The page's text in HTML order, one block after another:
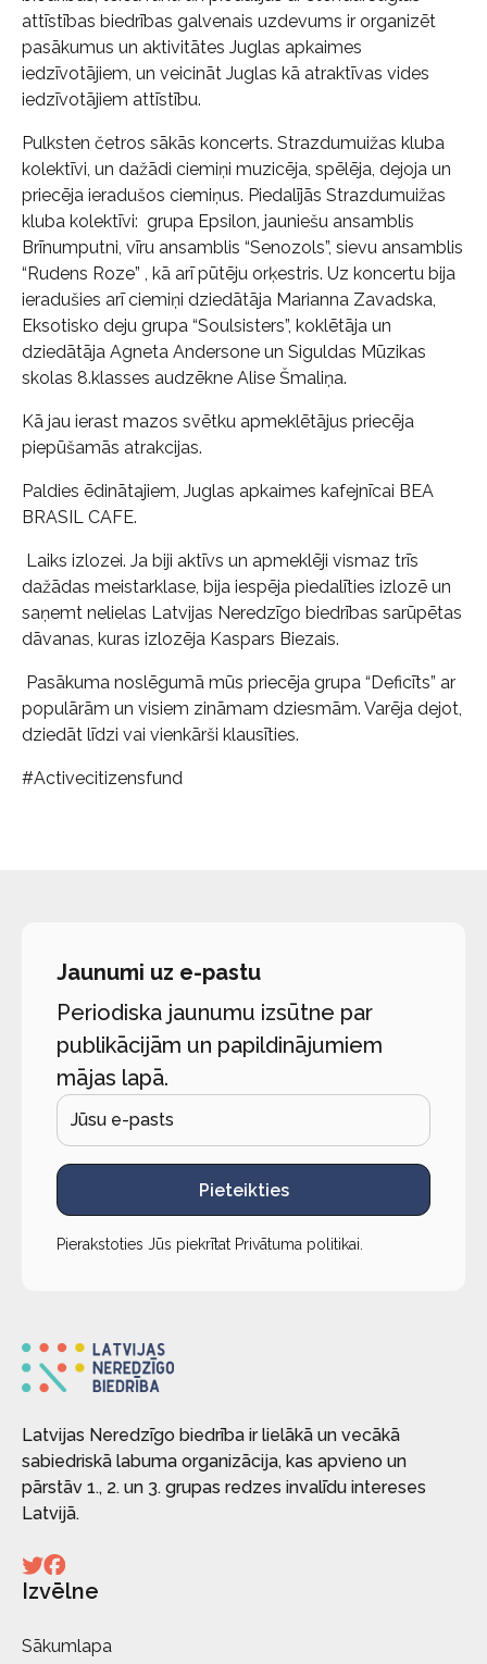
attīstības biedrības galvenais uzdevums ir organizēt
pasākumus un aktivitātes Juglas apkaimes
iedzīvotājiem, un veicināt Juglas kā atraktīvas vides
iedzīvotājiem attīstību.
Pulksten četros sākās koncerts. Strazdumuižas kluba
kolektīvi, un dažādi ciemiņi muzicēja, spēlēja, dejoja un
priecēja ieradušos ciemiņus. Piedalījās Strazdumuižas
kluba kolektīvi: grupa Epsilon, jauniešu ansamblis
Brīnumputni, vīru ansamblis “Senozols”, sievu ansamblis
“Rudens Roze” , kā arī pūtēju orķestris. Uz koncertu bija
ieradušies arī ciemiņi dziedātāja Marianna Zavadska,
Eksotisko deju grupa “Soulsisters”, koklētāja un
dziedātāja Agneta Andersone un Siguldas Mūzikas
skolas 8.klasses audzēkne Alise Šmaliņa.
Kā jau ierast mazos svētku apmeklētājus priecēja
piepūšamās atrakcijas.
Paldies ēdinātajiem, Juglas apkaimes kafejnīcai BEA
BRASIL CAFE.
Laiks izlozei. Ja biji aktīvs un apmeklēji vismaz trīs
dažādas meistarklase, bija iespēja piedalīties izlozē un
saņemt nelielas Latvijas Neredzīgo biedrības sarūpētas
dāvanas, kuras izlozēja Kaspars Biezais.
Pasākuma noslēgumā mūs priecēja grupa “Deficīts” ar
populārām un visiem zināmam dziesmām. Varēja dejot,
dziedāt līdzi vai vienkārši klausīties.
#Activecitizensfund
Jaunumi uz e-pastu
Periodiska jaunumu izsūtne par
publikācijām un papildinājumiem
mājas lapā.
Pieteikties
Pierakstoties Jūs piekrītat Privātuma politikai
Latvijas Neredzīgo biedrība ir lielākā un vecākā
sabiedriskā labuma organizācija, kas apvieno un
pārstāv 1., 2. un 3. grupas redzes invalīdu intereses
Latvijā.
Izvēlne
Sākumlapa